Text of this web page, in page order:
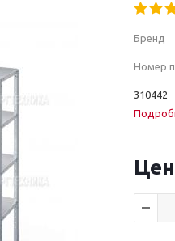
Бренд
Номер
310442